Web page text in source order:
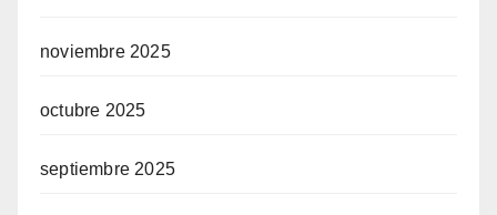
noviembre 2025
octubre 2025
septiembre 2025